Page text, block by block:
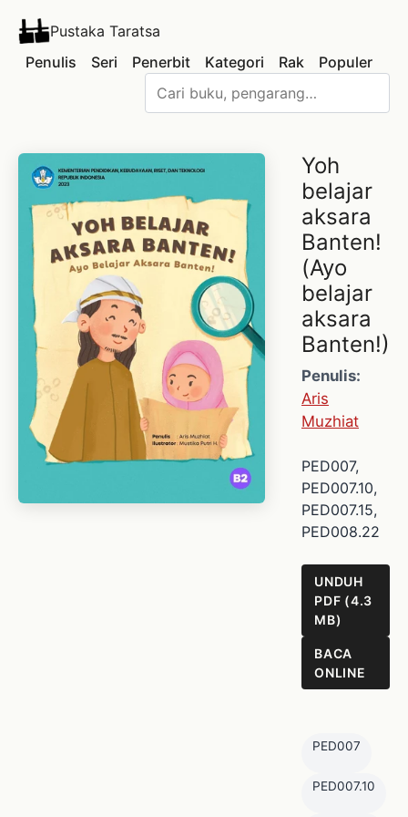
Pustaka Taratsa
Penulis
Seri Penerbit Kategori Rak Populer
Yoh
belajar
aksara
Banten!
(Ayo
belajar
aksara
Banten!)
Penulis:
Aris
Muzhiat
PED007,
PED007.10,
PED007.15,
PED008.22
UNDUH
PDF (4.3
MB)
BACA
ONLINE
PED007
PED007.10